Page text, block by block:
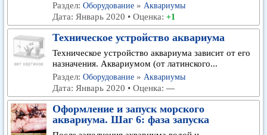
Раздел: Оборудование » Аквариумы
Дата: Январь 2020 • Оценка: +1
Техническое устройство аквариума
Техническое устройство аквариума зависит от его
назначения. Аквариумом (от латинского...
Раздел: Оборудование » Аквариумы
Дата: Январь 2020 • Оценка: —
Оформление и запуск морского
аквариума. Шаг 6: фаза запуска